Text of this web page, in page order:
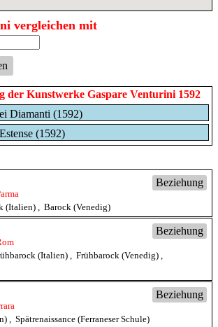
vergleichen mit
der Kunstwerke Gaspare Venturini 1592
Diamanti (1592)
(1592)
Beziehung
(Italien) , Barock (Venedig)
Beziehung
(Italien) , Frühbarock (Venedig) ,
Beziehung
, Spätrenaissance (Ferraneser Schule)